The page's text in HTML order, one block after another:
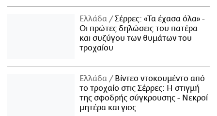
Ελλάδα
Σέρρες: «Τα έχασα όλα» -
Οι πρώτες δηλώσεις του πατέρα
και συζύγου των θυμάτων του
τροχαίου
Ελλάδα
Βίντεο ντοκουμέντο από
το τροχαίο στις Σέρρες: Η στιγμή
της σφοδρής σύγκρουσης - Νεκροί
μητέρα και γιος